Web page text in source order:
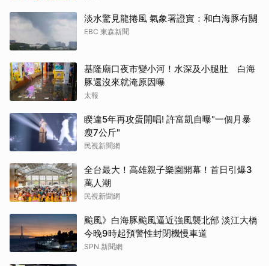
淡水驚見龍捲風 氣象署證實：和白海豚有關
EBC 東森新聞
基隆廟口夜市變小河！水深及小腿肚 白海
豚還沒來就淹原因曝
太報
睽違5年再攻蛋開唱! 許富凱自曝"一個月暴
瘦7公斤"
民視新聞網
全台最大！高雄親子樂園開幕！首日引爆3
萬人潮
民視新聞網
颱風》白海豚颱風逼近強風襲北部 淡江大橋
今晚9時起預警性封閉機慢車道
SPN.新聞網